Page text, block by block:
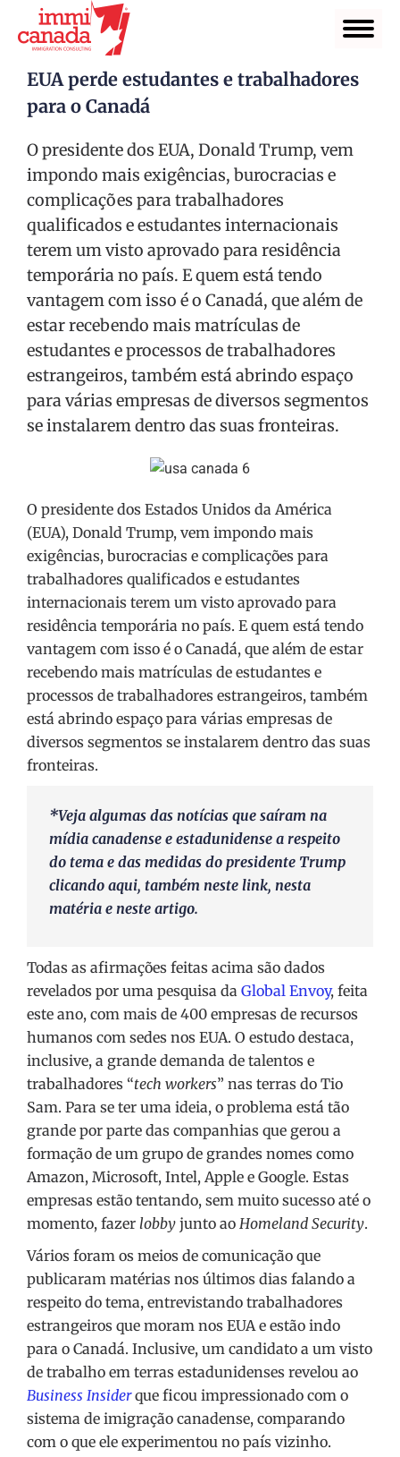
EUA perde estudantes e trabalhadores
para o Canadá
O presidente dos EUA, Donald Trump, vem
impondo mais exigências, burocracias e
complicações para trabalhadores
qualificados e estudantes internacionais
terem um visto aprovado para residência
temporária no país. E quem está tendo
vantagem com isso é o Canadá, que além de
estar recebendo mais matrículas de
estudantes e processos de trabalhadores
estrangeiros, também está abrindo espaço
para várias empresas de diversos segmentos
se instalarem dentro das suas fronteiras.
O presidente dos Estados Unidos da América
(EUA), Donald Trump, vem impondo mais
exigências, burocracias e complicações para
trabalhadores qualificados e estudantes
internacionais terem um visto aprovado para
residência temporária no país. E quem está tendo
vantagem com isso é o Canadá, que além de estar
recebendo mais matrículas de estudantes e
processos de trabalhadores estrangeiros, também
está abrindo espaço para várias empresas de
diversos segmentos se instalarem dentro das suas
fronteiras.
*Veja algumas das notícias que saíram na
mídia canadense e estadunidense a respeito
do tema e das medidas do presidente Trump
clicando aqui, também neste link, nesta
matéria e neste artigo.
Todas as afirmações feitas acima são dados
revelados por uma pesquisa da Global Envoy, feita
este ano, com mais de 400 empresas de recursos
humanos com sedes nos EUA. O estudo destaca,
inclusive, a grande demanda de talentos e
trabalhadores “tech workers” nas terras do Tio
Sam. Para se ter uma ideia, o problema está tão
grande por parte das companhias que gerou a
formação de um grupo de grandes nomes como
Amazon, Microsoft, Intel, Apple e Google. Estas
empresas estão tentando, sem muito sucesso até o
momento, fazer lobby junto ao Homeland Security.
Vários foram os meios de comunicação que
publicaram matérias nos últimos dias falando a
respeito do tema, entrevistando trabalhadores
estrangeiros que moram nos EUA e estão indo
para o Canadá. Inclusive, um candidato a um visto
de trabalho em terras estadunidenses revelou ao
Business Insiderque ficou impressionado com o
sistema de imigração canadense, comparando
com o que ele experimentou no país vizinho.